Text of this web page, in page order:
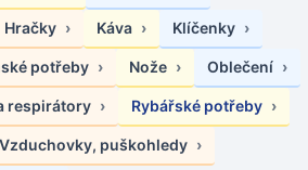
Hračky Káva Klíčenky
potřeby Nože Oblečení
respirátory Rybářské potřeby
Vzduchovky, puškohledy